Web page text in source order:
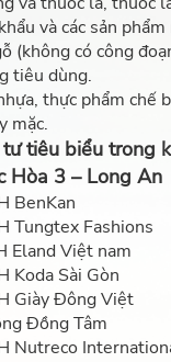
và các sản
(không có công
tiêu dùng.
thực phẩm chế
mặc.
tiêu biểu trong
Hòa 3 – Long An
BenKan
Tungtex Fashions
Eland Việt nam
Koda Sài Gòn
Giày Đông Việt
Đồng Tâm
Nutreco